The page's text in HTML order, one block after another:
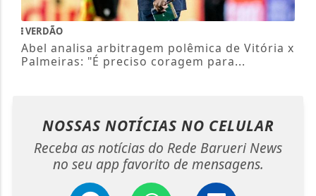
VERDÃO
Abel analisa arbitragem polêmica de Vitória x
Palmeiras: "É preciso coragem para...
NOSSAS NOTÍCIAS NO CELULAR
Receba as notícias do Rede Barueri News
no seu app favorito de mensagens.